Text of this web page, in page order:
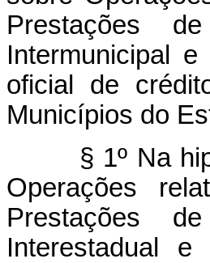
Prestações
Intermunicipal
oficial de
Municípios do
§ 1º Na
Operações
Prestações
Interestadual